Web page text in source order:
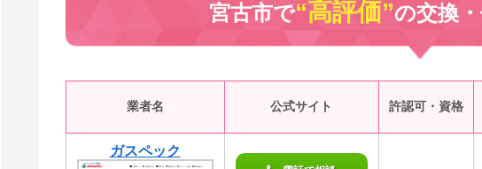
宮古市で“高評価”の交換
業者名 公式サイト 許認可・資格
ガスペック